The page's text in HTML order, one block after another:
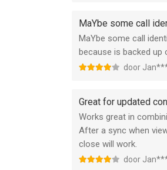
Vragen of hulp nodig?
https://sync.me/support
• De betaling wordt in
verlenging.
• Automatische
minimaal 24 uur vóór
• Annuleren van het
• Eventueel ongebruikt
toepassing.
MaYbe some call
MaYbe some call
because is backed
door
Great for updated
Works great in
After a sync when
close will work.
door